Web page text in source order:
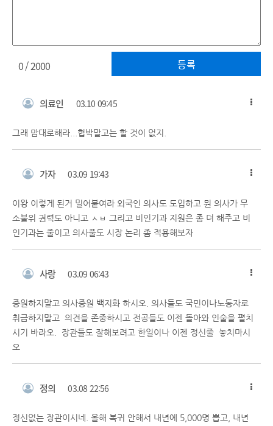
등록
0/ 2000
의료인 03.10 09:45
그래 맘대로해라...협박말고는 할 것이 없지.
가자 03.09 19:43
이왕 이렇게 된거 밀어붙여라 외국인 의사도 도입하고 뭔 의사가 무
소불위 권력도 아니고 ㅅㅂ 그리고 비인기과 지원은 좀 더 해주고 비
인기과는 줄이고 의사풀도 시장 논리 좀 적용해보자
사랑 03.09 06:43
증원하지말고 의사증원 백지화 하시오. 의사들도 국민이나노동자로
취급하지말고 의견을 존중하시고 전공들도 이젠 돌아와 인술을 펼치
시기 바라오. 장관들도 잘해보려고 한일이나 이젠 정신줄 놓치마시
오
정의 03.08 22:56
정신없는 장관이시네. 올해 복귀 안해서 내년에 5,000명 뽑고, 내년